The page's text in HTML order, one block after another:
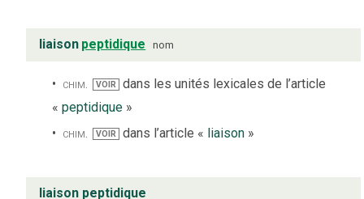
liaison peptidique nom
chim. VOIR dans les unités lexicales de l’article
« peptidique »
chim.
VOIR dans l’article « liaison»
liaison peptidique